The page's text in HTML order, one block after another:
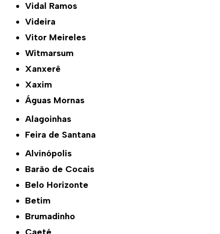
Vidal Ramos
Videira
Vitor Meireles
Witmarsum
Xanxerê
Xaxim
Águas Mornas
Alagoinhas
Feira de Santana
Alvinópolis
Barão de Cocais
Belo Horizonte
Betim
Brumadinho